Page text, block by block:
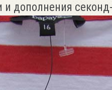
дополнения